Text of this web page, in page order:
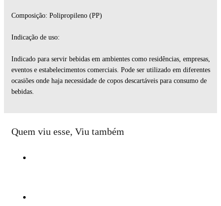
Composição: Polipropileno (PP)
Indicação de uso:
Indicado para servir bebidas em ambientes como residências, empresas,
eventos e estabelecimentos comerciais. Pode ser utilizado em diferentes
ocasiões onde haja necessidade de copos descartáveis para consumo de
bebidas.
Quem viu esse, Viu também